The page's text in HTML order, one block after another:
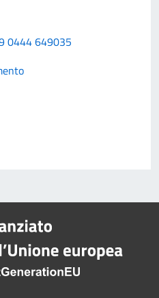
0444 649035